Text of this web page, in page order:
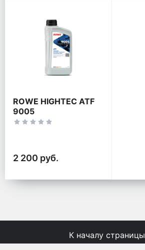
ROWE HIGHTEC ATF
9005
2 200 руб.
К началу страницы